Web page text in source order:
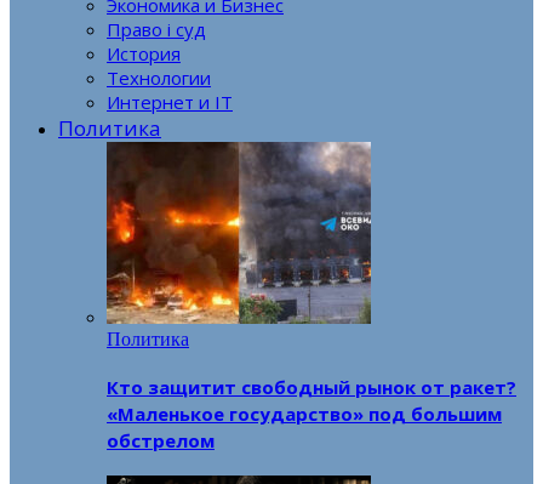
Экономика и Бизнес
Право і суд
История
Технологии
Интернет и IT
Политика
Политика
Кто защитит свободный рынок от ракет?
«Маленькое государство» под большим
обстрелом